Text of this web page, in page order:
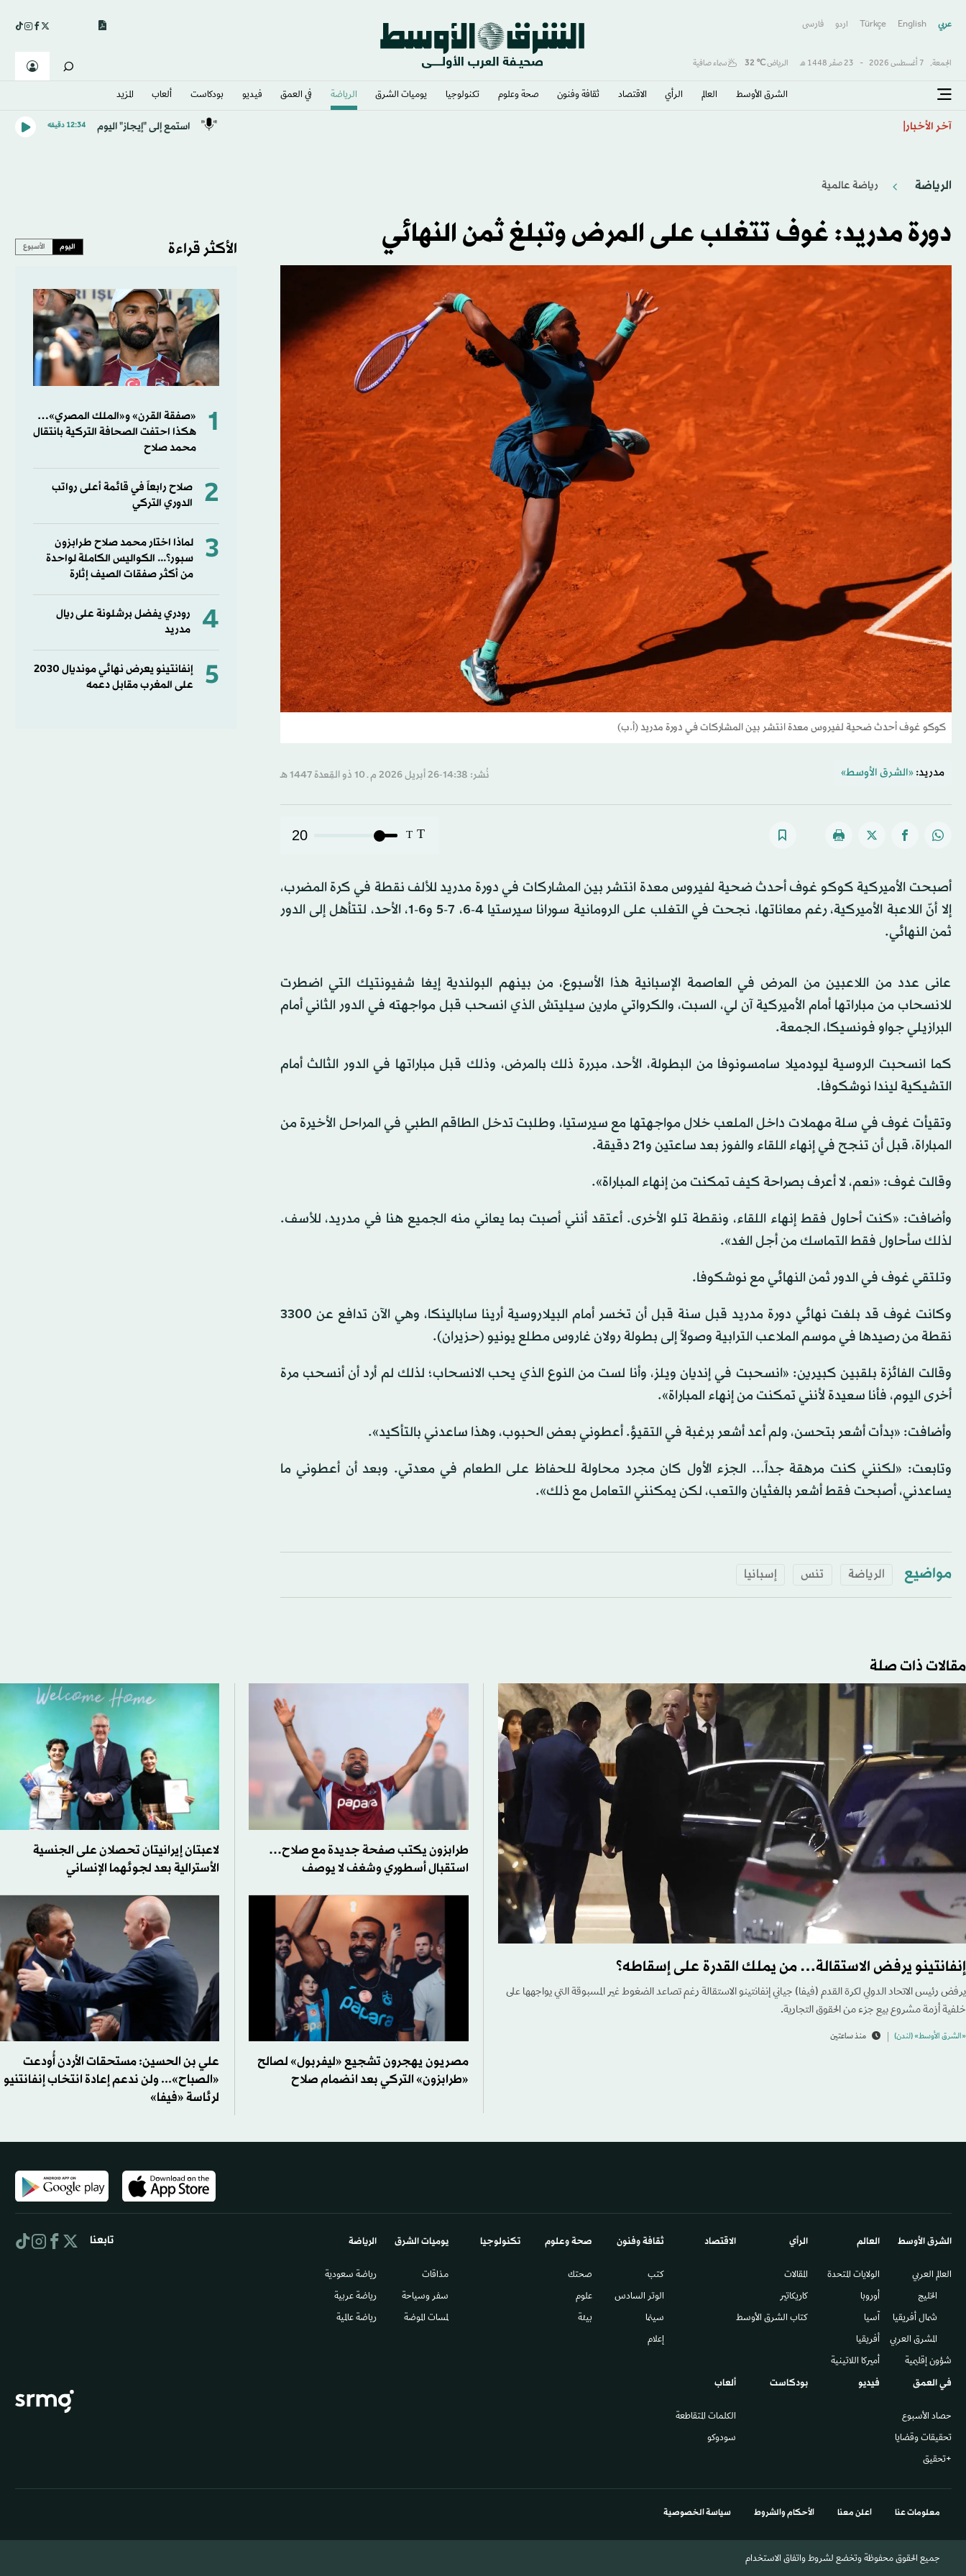
عربي English
Türkçe اردو فارسى
الجمعة, 7 أغسطس 2026 - 23 صفَر 1448 هـ الرياض℃
32 سماء صافية
الشرق الأوسط​ العالم الرأي الاقتصاد ثقافة وفنون صحة وعلوم تكنولوجيا يوميات الشرق​ الرياضة في العمق فيديو بودكاست ألعاب المزيد
آخر الأخبار استمع إلى "إيجاز" اليوم 12:34 دقيقه
الرياضة رياضة عالمية
دورة مدريد: غوف تتغلب على المرض وتبلغ ثمن النهائي
كوكو غوف أحدث ضحية لفيروس معدة انتشر بين المشاركات في دورة مدريد (أ.ب)
مدريد: «الشرق الأوسط» نُشر: 14:38-26 أبريل 2026 م ـ 10 ذو القِعدة 1447 هـ
T
T
20
أصبحت الأميركية كوكو غوف أحدث ضحية لفيروس معدة انتشر بين المشاركات في دورة مدريد للألف نقطة في كرة المضرب،
إلا أنّ اللاعبة الأميركية، رغم معاناتها، نجحت في التغلب على الرومانية سورانا سيرستيا 4-6، 7-5 و6-1، الأحد، لتتأهل إلى الدور
ثمن النهائي.
عانى عدد من اللاعبين من المرض في العاصمة الإسبانية هذا الأسبوع، من بينهم البولندية إيغا شفيونتيك التي اضطرت
للانسحاب من مباراتها أمام الأميركية آن لي، السبت، والكرواتي مارين سيليتش الذي انسحب قبل مواجهته في الدور الثاني أمام
البرازيلي جواو فونسيكا، الجمعة.
كما انسحبت الروسية ليودميلا سامسونوفا من البطولة، الأحد، مبررة ذلك بالمرض، وذلك قبل مباراتها في الدور الثالث أمام
التشيكية ليندا نوشكوفا.
وتقيأت غوف في سلة مهملات داخل الملعب خلال مواجهتها مع سيرستيا، وطلبت تدخل الطاقم الطبي في المراحل الأخيرة من
المباراة، قبل أن تنجح في إنهاء اللقاء والفوز بعد ساعتين و21 دقيقة.
وقالت غوف: «نعم، لا أعرف بصراحة كيف تمكنت من إنهاء المباراة».
وأضافت: «كنت أحاول فقط إنهاء اللقاء، ونقطة تلو الأخرى. أعتقد أنني أصبت بما يعاني منه الجميع هنا في مدريد، للأسف.
لذلك سأحاول فقط التماسك من أجل الغد».
وتلتقي غوف في الدور ثمن النهائي مع نوشكوفا.
وكانت غوف قد بلغت نهائي دورة مدريد قبل سنة قبل أن تخسر أمام البيلاروسية أرينا سابالينكا، وهي الآن تدافع عن 3300
نقطة من رصيدها في موسم الملاعب الترابية وصولاً إلى بطولة رولان غاروس مطلع يونيو (حزيران).
وقالت الفائزة بلقبين كبيرين: «انسحبت في إنديان ويلز، وأنا لست من النوع الذي يحب الانسحاب؛ لذلك لم أرد أن أنسحب مرة
أخرى اليوم، فأنا سعيدة لأنني تمكنت من إنهاء المباراة».
وأضافت: «بدأت أشعر بتحسن، ولم أعد أشعر برغبة في التقيؤ. أعطوني بعض الحبوب، وهذا ساعدني بالتأكيد».
وتابعت: «لكنني كنت مرهقة جداً... الجزء الأول كان مجرد محاولة للحفاظ على الطعام في معدتي. وبعد أن أعطوني ما
يساعدني، أصبحت فقط أشعر بالغثيان والتعب، لكن يمكنني التعامل مع ذلك».
مواضيع الرياضة تنس إسبانيا
الأكثر قراءة اليوم الأسبوع
1
«صفقة القرن» و«الملك المصري»…
هكذا احتفت الصحافة التركية بانتقال
محمد صلاح
2
صلاح رابعاً في قائمة أعلى رواتب
الدوري التركي
3
لماذا اختار محمد صلاح طرابزون
سبور؟... الكواليس الكاملة لواحدة
من أكثر صفقات الصيف إثارة
4
رودري يفضل برشلونة على ريال
مدريد
5
إنفانتينو يعرض نهائي مونديال 2030
على المغرب مقابل دعمه
مقالات ذات صلة
إنفانتينو يرفض الاستقالة… من يملك القدرة على إسقاطه؟
يرفض رئيس الاتحاد الدولي لكرة القدم (فيفا) جياني إنفانتينو الاستقالة رغم تصاعد الضغوط غير المسبوقة التي يواجهها على
خلفية أزمة مشروع بيع جزء من الحقوق التجارية.
«الشرق الأوسط» (لندن) منذ ساعتين
طرابزون يكتب صفحة جديدة مع صلاح…
استقبال أسطوري وشغف لا يوصف
لاعبتان إيرانيتان تحصلان على الجنسية
الأسترالية بعد لجوئهما الإنساني
مصريون يهجرون تشجيع «ليفربول» لصالح
«طرابزون» التركي بعد انضمام صلاح
علي بن الحسين: مستحقات الأردن أُودعت
«الصباح»... ولن ندعم إعادة انتخاب إنفانتنيو
لرئاسة «فيفا»
الشرق الأوسط​
العالم العربي
الخليج
شمال أفريقيا
المشرق العربي
شؤون إقليمية
العالم
الولايات المتحدة
أوروبا
آسيا
أفريقيا
أميركا اللاتينية
الرأي
المقالات
كاريكاتير
كتاب الشرق الأوسط
الاقتصاد ثقافة وفنون
كتب
الوتر السادس​
سينما
إعلام
صحة وعلوم
صحتك
علوم
بيئة
تكنولوجيا يوميات الشرق​
مذاقات
سفر وسياحة
لمسات الموضة
الرياضة
رياضة سعودية
رياضة عربية
رياضة عالمية
في العمق
حصاد الأسبوع
تحقيقات وقضايا
+تحقيق
فيديو بودكاست ألعاب
الكلمات المتقاطعة
سودوكو
تابعنا
معلومات عنا اعلن معنا الأحكام والشروط سياسة الخصوصية
جميع الحقوق محفوظة وتخضع لشروط واتفاق الاستخدام